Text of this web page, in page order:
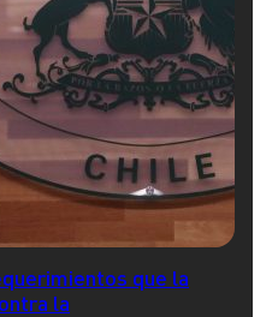
que la
la